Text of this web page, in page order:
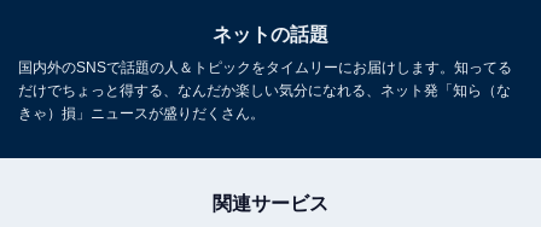
ネットの話題
国内外のSNSで話題の人＆トピックをタイムリーにお届けします。知ってる
だけでちょっと得する、なんだか楽しい気分になれる、ネット発「知ら（な
きゃ）損」ニュースが盛りだくさん。
関連サービス